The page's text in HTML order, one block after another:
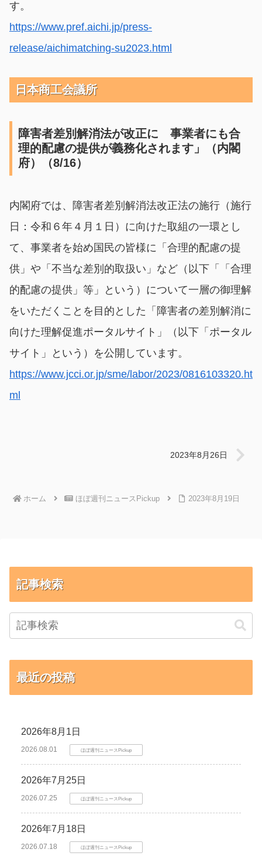
す。
https://www.pref.aichi.jp/press-
release/aichimatching-su2023.html
日本商工会議所
障害者差別解消法が改正に 事業者にも合
理的配慮の提供が義務化されます」（内閣
府）（8/16）
内閣府では、障害者差別解消法改正法の施行（施行
日：令和６年４月１日）に向けた取組の一環とし
て、事業者を始め国民の皆様に「合理的配慮の提
供」や「不当な差別的取扱い」など（以下「「合理
的配慮の提供」等」という）について一層の御理解
をいただくことを目的とした「障害者の差別解消に
向けた理解促進ポータルサイト」（以下「ポータル
サイト」という）を公開しています。
https://www.jcci.or.jp/sme/labor/2023/0816103320.ht
ml
2023年8月26日
ホーム ほぼ週刊ニュースPickup 2023年8月19日
記事検索
最近の投稿
2026年8月1日
2026.08.01 ほぼ週刊ニュースPickup
2026年7月25日
2026.07.25 ほぼ週刊ニュースPickup
2026年7月18日
2026.07.18 ほぼ週刊ニュースPickup